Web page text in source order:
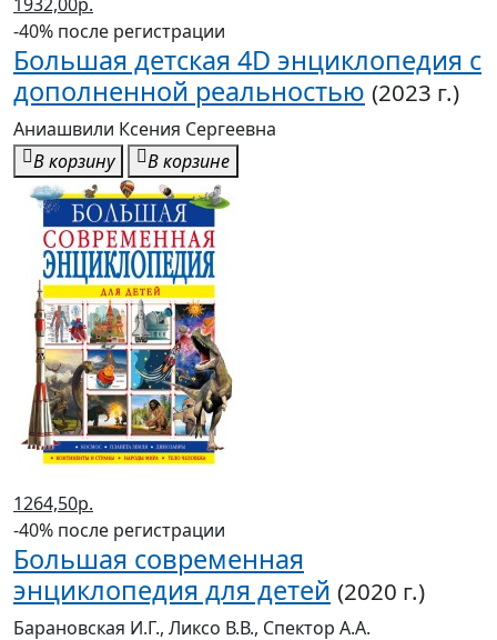
-40% после регистрации
Анатомия функциональных
тренировок с дополненной
реальностью (2022 г.)
Сток Виктор , Дальниченко Юрий Викторович
В корзину
В корзине